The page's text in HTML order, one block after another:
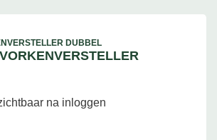
DUBBEL
na inloggen